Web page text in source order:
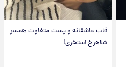
قاب عاشقانه و پست متفاوت همسر
شاهرخ استخری!